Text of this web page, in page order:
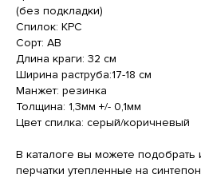
(без подкладки)
Спилок: КРС
Сорт: АВ
Длина краги: 32 см
Ширина раструба:17-18 см
Манжет: резинка
Толщина: 1,3мм +/- 0,1мм
Цвет спилка: серый/коричневый
В каталоге вы можете подобрать
перчатки утепленные на